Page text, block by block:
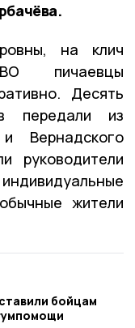
на клич
пичаевцы
Десять
передали из
Вернадского
руководители
жители
бойцам